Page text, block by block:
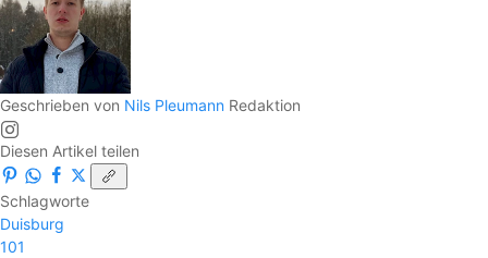
Geschrieben von Nils Pleumann Redaktion
Diesen Artikel teilen
Schlagworte
Duisburg
101